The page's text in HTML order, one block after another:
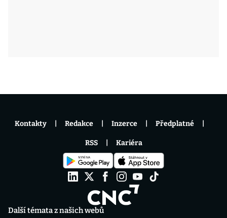
Další témata z našich webů
Kontakty Redakce Inzerce Předplatné
RSS Kariéra